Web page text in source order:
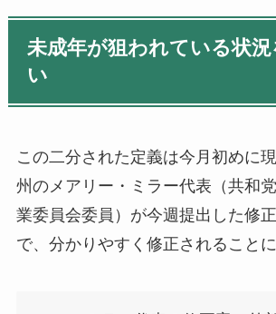
未成年が狙われている状
い
この二分された定義は今月初めに
州のメアリー・ミラー代表（共和
業委員会委員）が今週提出した修
で、分かりやすく修正されることに